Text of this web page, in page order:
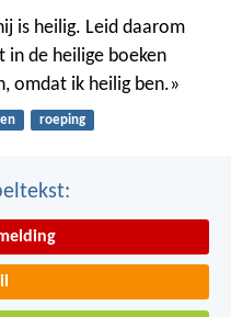
is heilig. Leid daarom
in de heilige boeken
omdat ik heilig ben.»
roeping